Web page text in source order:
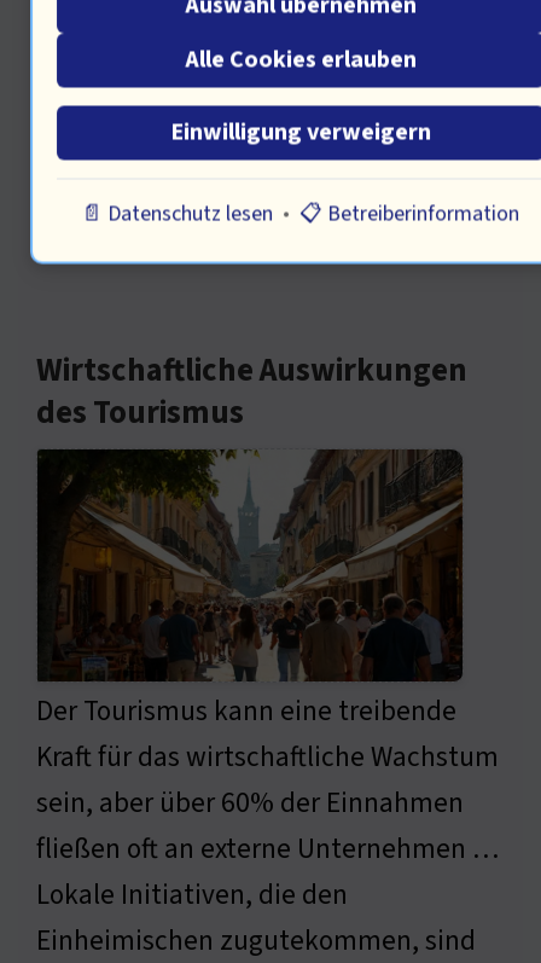
Schlüssel. Durch Workshops oder
Informationsstände können wir die
Touristen erreichen. Ich frage den
Ökonomen, wie sich diese
Veränderungen auf die lokale
Wirtschaftliche Auswirkungen
des Tourismus
Der Tourismus kann eine treibende
Kraft für das wirtschaftliche Wachstum
sein, aber über 60% der Einnahmen
fließen oft an externe Unternehmen …
Lokale Initiativen, die den
Einheimischen zugutekommen, sind
Alle Cookies erlauben
Einwilligung verweigern
📄 Datenschutz lesen • 📋 Betreiberinformation